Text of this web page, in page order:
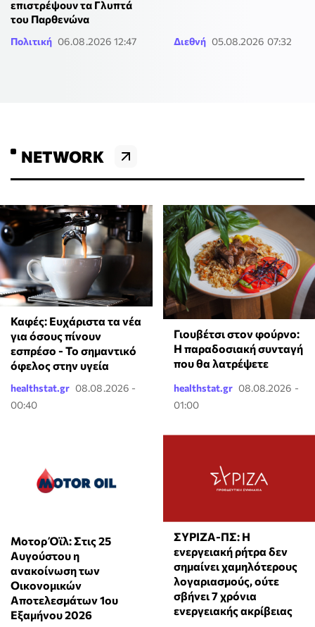
επιστρέψουν τα Γλυπτά
του Παρθενώνα
Πολιτική 06.08.2026 12:47 Διεθνή 05.08.2026 07:32
NETWORK
Καφές: Ευχάριστα τα νέα
για όσους πίνουν
εσπρέσο - Το σημαντικό
όφελος στην υγεία
healthstat.gr 08.08.2026 -
00:40
Γιουβέτσι στον φούρνο:
Η παραδοσιακή συνταγή
που θα λατρέψετε
healthstat.gr 08.08.2026 -
01:00
Μοτορ Όϊλ: Στις 25
Αυγούστου η
ανακοίνωση των
Οικονομικών
Αποτελεσμάτων 1ου
Εξαμήνου 2026
ΣΥΡΙΖΑ-ΠΣ: Η
ενεργειακή ρήτρα δεν
σημαίνει χαμηλότερους
λογαριασμούς, ούτε
σβήνει 7 χρόνια
ενεργειακής ακρίβειας